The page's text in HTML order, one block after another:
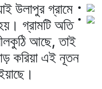
উলাপুর গ্রামে
গ্রামটি অতি
আছে, তাই
করিয়া এই নূতন